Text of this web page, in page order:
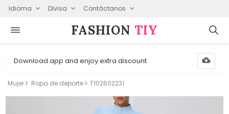
Idioma Divisa Contáctanos
FASHION⁠ TIY
Download app and enjoy extra discount
Mujer Ropa de deporte T102602231